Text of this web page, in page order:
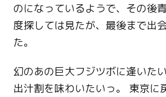
のになっているようで、その後
度探しては見たが、最後まで出
た。
幻のあの巨大フジツボに逢いた
出汁割を味わいたいっ。 東京に